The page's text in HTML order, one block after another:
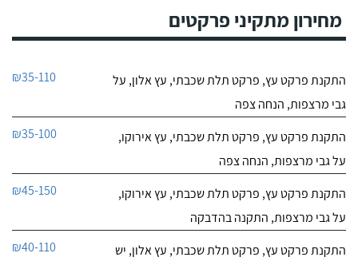
מחירון מתקיני פרקטים
התקנת פרקט עץ, פרקט תלת שכבתי, עץ אלון, על
גבי מרצפות, הנחה צפה
₪35-110
התקנת פרקט עץ, פרקט תלת שכבתי, עץ אירוקו,
על גבי מרצפות, הנחה צפה
₪35-100
התקנת פרקט עץ, פרקט תלת שכבתי, עץ אירוקו,
על גבי מרצפות, התקנה בהדבקה
₪45-150
התקנת פרקט עץ, פרקט תלת שכבתי, עץ אלון, יש
₪40-110